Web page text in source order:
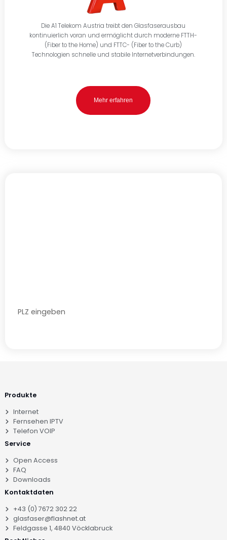
Die A1 Telekom Austria treibt den Glasfaserausbau
kontinuierlich voran und ermöglicht durch moderne FTTH-
(Fiber to the Home) und FTTC- (Fiber to the Curb)
Technologien schnelle und stabile Internetverbindungen.
Mehr erfahren
Produkte
Internet
Fernsehen IPTV
Telefon VOIP
Service
Open Access
FAQ
Downloads
Kontaktdaten
+43 (0) 7672 302 22
glasfaser@flashnet.at
Feldgasse 1, 4840 Vöcklabruck